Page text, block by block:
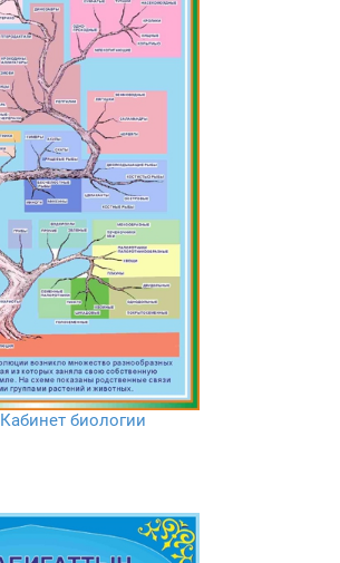
Кабинет биологии